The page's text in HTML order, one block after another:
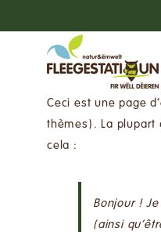
au
Ceci est une page
thèmes). La plupart
cela :
Bonjour !
(ainsi